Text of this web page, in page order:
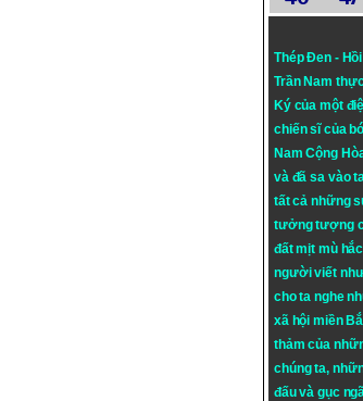
Thép Đen -
Trần Nam
Ký của một
chiến sĩ của
Nam Cộng
và đã sa vào
tất cả những
tưởng tượng
đất mịt mù
người viết
cho ta nghe
xã hội miền
thảm của
chúng ta,
đấu và gục